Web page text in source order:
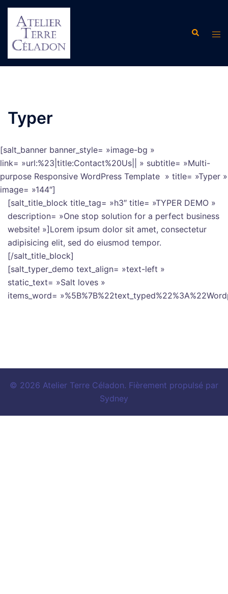
Aller
contenu
Typer
[salt_banner banner_style= »image-bg »
link= »url:%23|title:Contact%20Us|| » subtitle= »Multi-
purpose Responsive WordPress Template » title= »Typer »
image= »144″]
[salt_title_block title_tag= »h3″ title= »TYPER DEMO »
description= »One stop solution for a perfect business
website! »]Lorem ipsum dolor sit amet, consectetur
adipisicing elit, sed do eiusmod tempor.
[/salt_title_block]
[salt_typer_demo text_align= »text-left »
static_text= »Salt loves »
items_word=
© 2026 Atelier Terre Céladon. Fièrement propulsé par
Sydney